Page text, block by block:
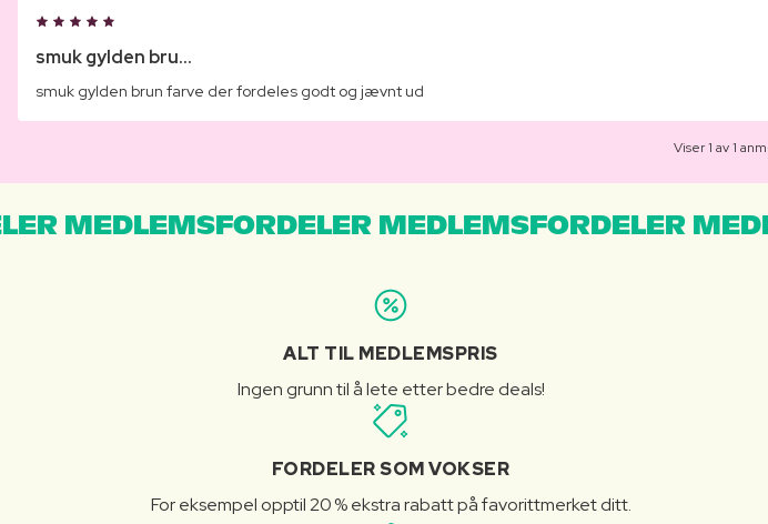
smuk gylden bru...
smuk gylden brun farve der fordeles godt og jævnt ud
Viser 1 av 1
MEDLEMSFORDELER MEDLEMSFORDELER
ALT TIL MEDLEMSPRIS
Ingen grunn til å lete etter bedre deals!
FORDELER SOM VOKSER
For eksempel opptil 20 % ekstra rabatt på favorittmerket ditt.